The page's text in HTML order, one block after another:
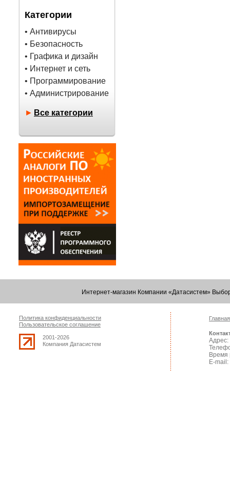
Категории
• Антивирусы
• Безопасность
• Графика и дизайн
• Интернет и сеть
• Программирование
• Администрирование
► Все категории
Интернет-магазин Компании «Датасистем»
Политика конфиденциальности
Пользовательское соглашение
2001-2026
Компания Датасистем
Главная
Адрес:
Время
E-